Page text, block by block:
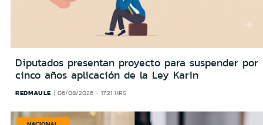
Diputados presentan proyecto para suspender por
cinco años aplicación de la Ley Karin
REDMAULE 06/08/2026 - 17:21 HRS